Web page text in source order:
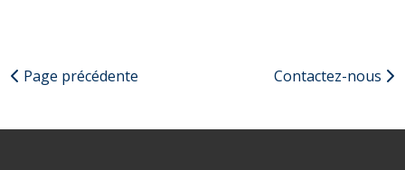
Page précédente Contactez-nous